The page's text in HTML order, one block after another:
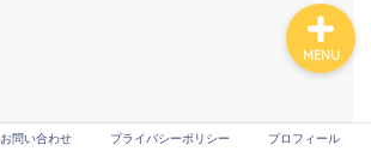
お問い合わせ プライバシーポリシー プロフィール
MENU